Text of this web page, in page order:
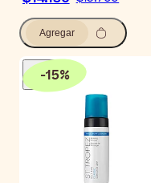
Agregar
-15%